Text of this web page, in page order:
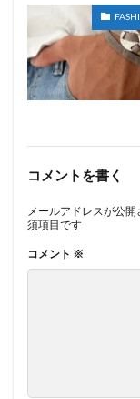
コメントを書く
メールアドレスが公開
須項目です
コメント ※